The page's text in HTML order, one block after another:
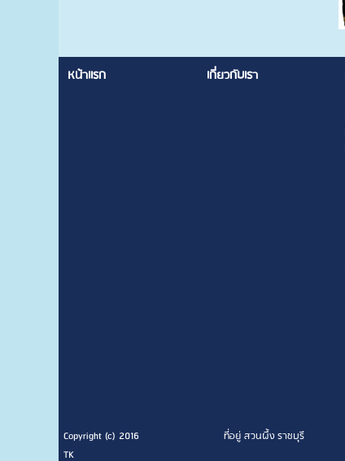
หน้าแรก เกี่ยวกับเรา
Copyright (c) 2016
ที่อยู่ สวนผึ้ง ราชบุรี
TK